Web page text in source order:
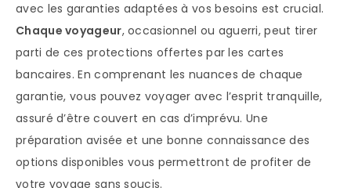
avec les garanties adaptées à vos besoins est crucial.
Chaque voyageur, occasionnel ou aguerri, peut tirer
parti de ces protections offertes par les cartes
bancaires. En comprenant les nuances de chaque
garantie, vous pouvez voyager avec l’esprit tranquille,
assuré d’être couvert en cas d’imprévu. Une
préparation avisée et une bonne connaissance des
options disponibles vous permettront de profiter de
votre voyage sans soucis.